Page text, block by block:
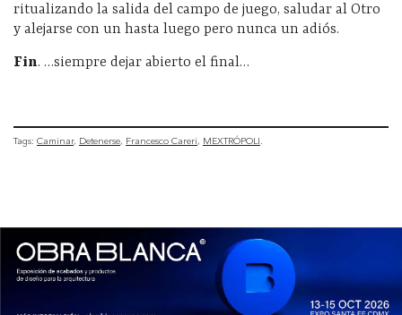
ritualizando la salida del campo de juego, saludar al Otro
y alejarse con un hasta luego pero nunca un adiós.
Fin. …siempre dejar abierto el final…
Tags: Caminar Detenerse Francesco Careri MEXTRÓPOLI